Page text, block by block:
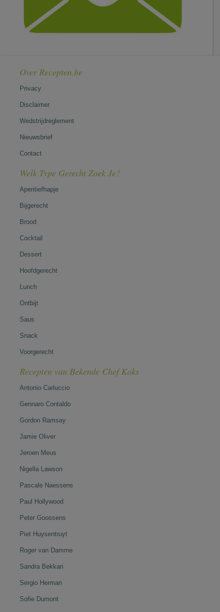
Over Recepten.be
Privacy
Disclaimer
Wedstrijdreglement
Nieuwsbrief
Contact
Welk Type Gerecht Zoek Je?
Aperitiefhapje
Bijgerecht
Brood
Cocktail
Dessert
Hoofdgerecht
Lunch
Ontbijt
Saus
Snack
Voorgerecht
Recepten van Bekende Chef Koks
Antonio Carluccio
Gennaro Contaldo
Gordon Ramsay
Jamie Oliver
Jeroen Meus
Nigella Lawson
Pascale Naessens
Paul Hollywood
Peter Goossens
Piet Huysentruyt
Roger van Damme
Sandra Bekkari
Sergio Herman
Sofie Dumont